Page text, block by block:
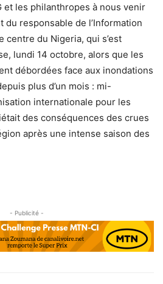
et les philanthropes à nous venir
du responsable de l’Information
centre du Nigeria, qui s’est
lundi 14 octobre, alors que les
débordées face aux inondations
plus d’un mois : mi-
internationale pour les
des conséquences des crues
après une intense saison des
- Publicité -